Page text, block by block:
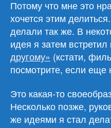
Потому что мне это
хочется этим
делали так же. В
идея я затем
другому» (кстати,
посмотрите, если еще
Это какая-то
Несколько позже,
же идеями я стал